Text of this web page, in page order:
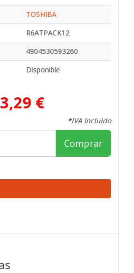
TOSHIBA
R6ATPACK12
4904530593260
Disponible
3,29 €
*IVA Incluido
Comprar